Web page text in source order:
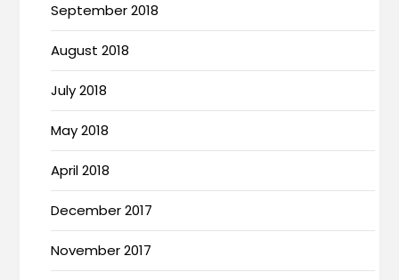
September 2018
August 2018
July 2018
May 2018
April 2018
December 2017
November 2017